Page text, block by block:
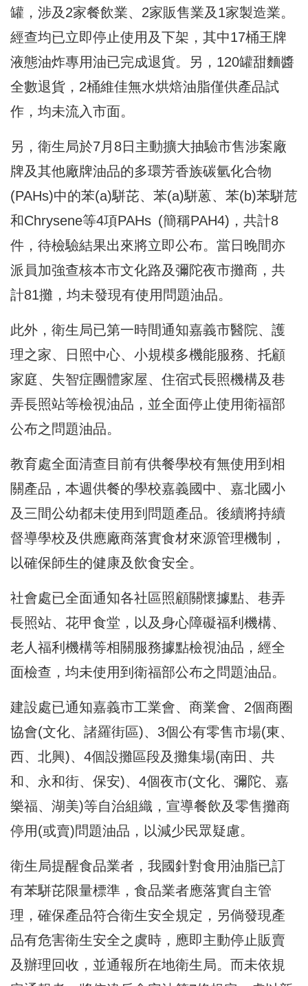
罐，涉及2家餐飲業、2家販售業及1家製造業。
經查均已立即停止使用及下架，其中17桶王牌
液態油炸專用油已完成退貨。另，120罐甜麵醬
全數退貨，2桶維佳無水烘焙油脂僅供產品試
作，均未流入市面。
另，衛生局於7月8日主動擴大抽驗市售涉案廠
牌及其他廠牌油品的多環芳香族碳氫化合物
(PAHs)中的苯(a)駢芘、苯(a)駢蒽、苯(b)苯駢苊
和Chrysene等4項PAHs (簡稱PAH4)，共計8
件，待檢驗結果出來將立即公布。當日晚間亦
派員加強查核本市文化路及彌陀夜市攤商，共
計81攤，均未發現有使用問題油品。
此外，衛生局已第一時間通知嘉義市醫院、護
理之家、日照中心、小規模多機能服務、托顧
家庭、失智症團體家屋、住宿式長照機構及巷
弄長照站等檢視油品，並全面停止使用衛福部
公布之問題油品。
教育處全面清查目前有供餐學校有無使用到相
關產品，本週供餐的學校嘉義國中、嘉北國小
及三間公幼都未使用到問題產品。後續將持續
督導學校及供應廠商落實食材來源管理機制，
以確保師生的健康及飲食安全。
社會處已全面通知各社區照顧關懷據點、巷弄
長照站、花甲食堂，以及身心障礙福利機構、
老人福利機構等相關服務據點檢視油品，經全
面檢查，均未使用到衛福部公布之問題油品。
建設處已通知嘉義市工業會、商業會、2個商圈
協會(文化、諸羅街區)、3個公有零售市場(東、
西、北興)、4個設攤區段及攤集場(南田、共
和、永和街、保安)、4個夜市(文化、彌陀、嘉
樂福、湖美)等自治組織，宣導餐飲及零售攤商
停用(或賣)問題油品，以減少民眾疑慮。
衛生局提醒食品業者，我國針對食用油脂已訂
有苯駢芘限量標準，食品業者應落實自主管
理，確保產品符合衛生安全規定，另倘發現產
品有危害衛生安全之虞時，應即主動停止販賣
及辦理回收，並通報所在地衛生局。而未依規